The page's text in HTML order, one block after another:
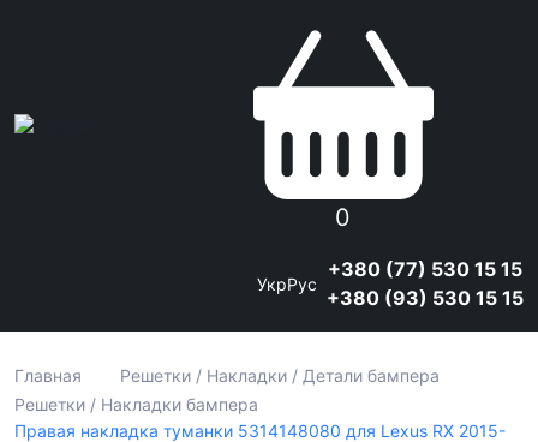
0
УкрРус
+380 (77) 530 15 15
+380 (93) 530 15 15
Главная
Решетки / Накладки / Детали бампера
Решетки / Накладки бампера
Правая накладка туманки 5314148080 для Lexus RX 2015-